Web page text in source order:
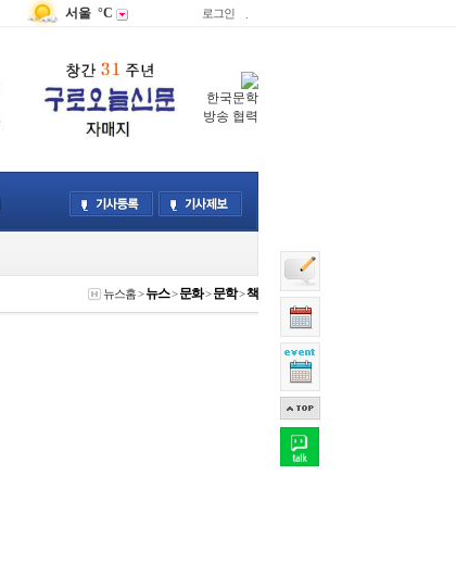
서울 °C 로그인
한국문학
방송 협력
뉴스홈>뉴스>문화>문학>책